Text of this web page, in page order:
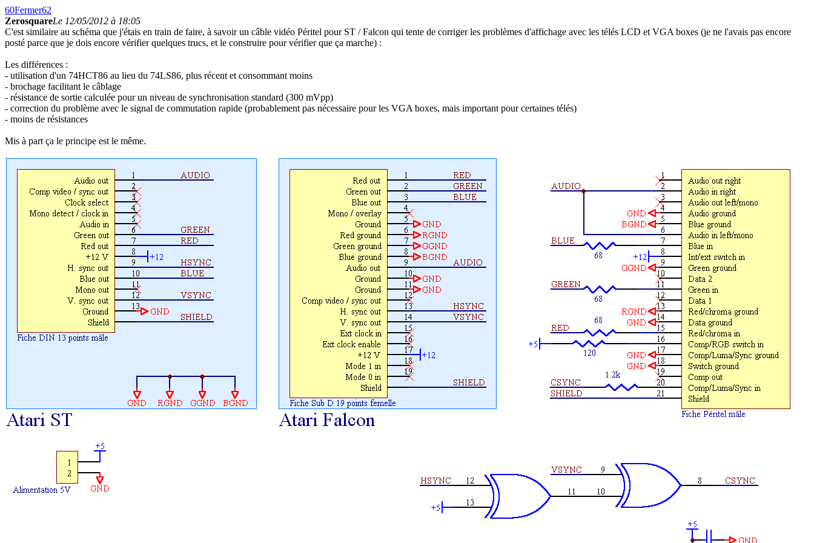
60Fermer62
ZerosquareLe 12/05/2012 à 18:05
C'est similaire au schéma que j'étais en train de faire, à savoir un câble vidéo Péritel pour ST / Falcon qui tente de corriger les problèmes d'affichage avec les télés LCD et VGA boxes (je ne l'avais pas encore
posté parce que je dois encore vérifier quelques trucs, et le construire pour vérifier que ça marche) :
Les différences :
- utilisation d'un 74HCT86 au lieu du 74LS86, plus récent et consommant moins
- brochage facilitant le câblage
- résistance de sortie calculée pour un niveau de synchronisation standard (300 mVpp)
- correction du problème avec le signal de commutation rapide (probablement pas nécessaire pour les VGA boxes, mais important pour certaines télés)
- moins de résistances
Mis à part ça le principe est le même.